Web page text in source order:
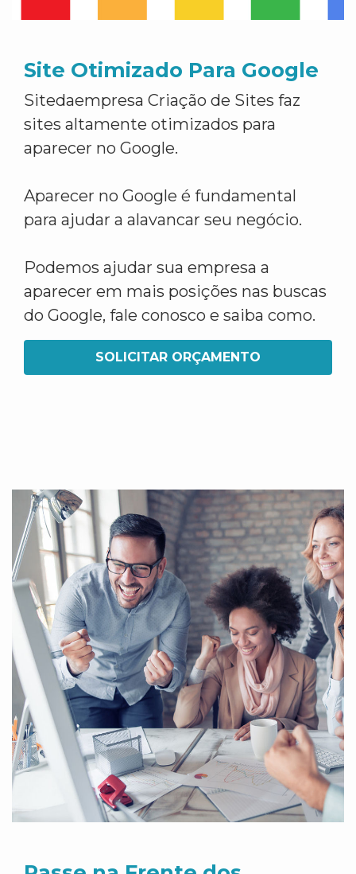
Site Otimizado Para Google
Sitedaempresa Criação de Sites faz
sites altamente otimizados para
aparecer no Google.
Aparecer no Google é fundamental
para ajudar a alavancar seu negócio.
Podemos ajudar sua empresa a
aparecer em mais posições nas buscas
do Google, fale conosco e saiba como.
SOLICITAR ORÇAMENTO